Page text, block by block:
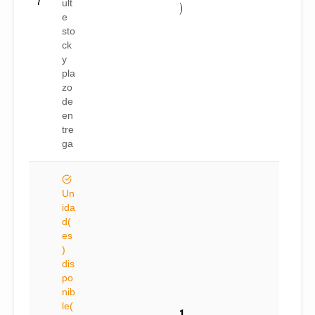
ult
e
sto
ck
y
pla
zo
de
en
tre
ga
)
Un
ida
d(
es
)
dis
po
nib
le(